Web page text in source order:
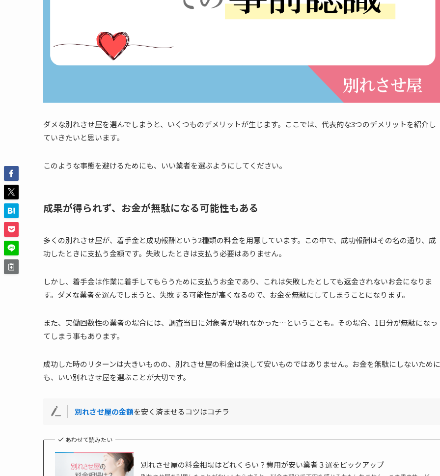
ダメな別れさせ屋を選んでしまうと、いくつものデメリットが生じます。ここでは、代表的な3つのデメリットを紹介し
ていきたいと思います。
このような事態を避けるためにも、いい業者を選ぶようにしてください。
成果が得られず、お金が無駄になる可能性もある
多くの別れさせ屋が、着手金と成功報酬という2種類の料金を用意しています。この中で、成功報酬はその名の通り、成
功したときに支払う金額です。失敗したときは支払う必要はありません。
しかし、着手金は作業に着手してもらうために支払うお金であり、これは失敗したとしても返金されないお金になりま
す。ダメな業者を選んでしまうと、失敗する可能性が高くなるので、お金を無駄にしてしまうことになります。
また、実働回数性の業者の場合には、調査当日に対象者が現れなかった…ということも。その場合、1日分が無駄になっ
てしまう事もあります。
成功した時のリターンは大きいものの、別れさせ屋の料金は決して安いものではありません。お金を無駄にしないために
も、いい別れさせ屋を選ぶことが大切です。
別れさせ屋の金額を安く済ませるコツはコチラ
あわせて読みたい
別れさせ屋の料金相場はどれくらい？費用が安い業者３選をピックアップ